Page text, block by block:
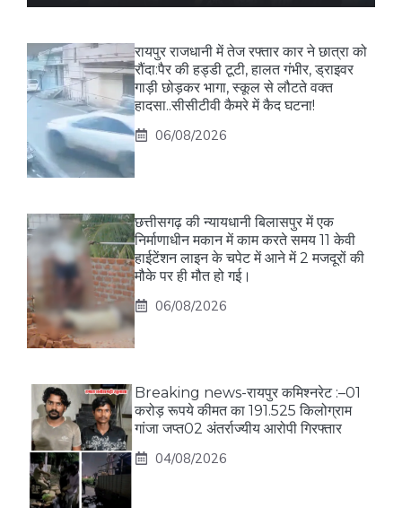
रायपुर राजधानी में तेज रफ्तार कार ने छात्रा को
रौंदा:पैर की हड्डी टूटी, हालत गंभीर, ड्राइवर
गाड़ी छोड़कर भागा, स्कूल से लौटते वक्त
हादसा..सीसीटीवी कैमरे में कैद घटना!
06/08/2026
छत्तीसगढ़ की न्यायधानी बिलासपुर में एक
निर्माणाधीन मकान में काम करते समय 11 केवी
हाईटेंशन लाइन के चपेट में आने में 2 मजदूरों की
मौके पर ही मौत हो गई।
06/08/2026
Breaking news-रायपुर कमिश्नरेट :–01
करोड़ रूपये कीमत का 191.525 किलोग्राम
गांजा जप्त02 अंतर्राज्यीय आरोपी गिरफ्तार
04/08/2026